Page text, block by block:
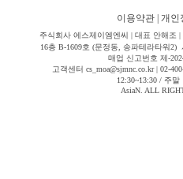
이용약관 개인
주식회사 에스제이엠엔씨 | 대표 안해조
16층 B-1609호 (문정동, 송파테라타워2)
매업 신고번호 제-
고객센터 cs_moa@sjmnc.co.kr | 02-
12:30~13:30 / 주
AsiaN. ALL